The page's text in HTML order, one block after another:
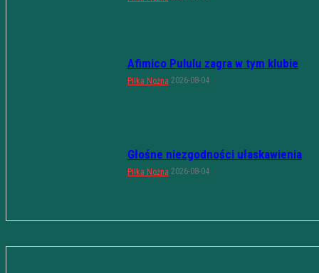
Afimico Pululu zagra w tym klubie
Piłka Nożna 2026-08-04
Głośne niezgodności ułaskawienia
Piłka Nożna 2026-08-04